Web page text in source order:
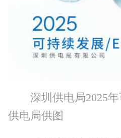
深圳供电局2025
供电局供图